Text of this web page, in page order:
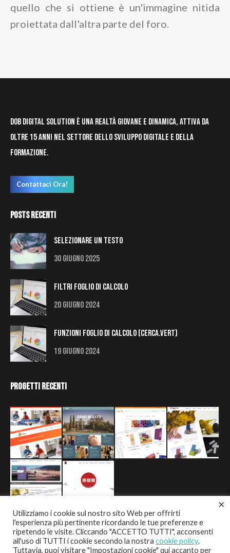
quello che si ottiene è un'immagine nitida
proiettata dall'altra parte del foro.
DOB Digital Solution è una realtà giovane e dinamica, attiva da
oltre 15 anni nel settore dello sviluppo digitale e della
formazione.
Contattaci Ora!
Posts Recenti
Selezionare un testo
30 Giugno 2025
Filtri Foglio di Calcolo
20 Giugno 2024
Funzioni Foglio di Calcolo (Cerca.Vert)
19 Giugno 2024
Progetti Recenti
Utilizziamo i cookie sul nostro sito Web per offrirti
l'esperienza più pertinente ricordando le tue preferenze e
ripetendo le visite. Cliccando "ACCETTO TUTTI", acconsenti
all'uso di TUTTI i cookie secondo la nostra cookie policy.
Tuttavia, puoi visitare "Impostazioni cookie" qui accanto per
×